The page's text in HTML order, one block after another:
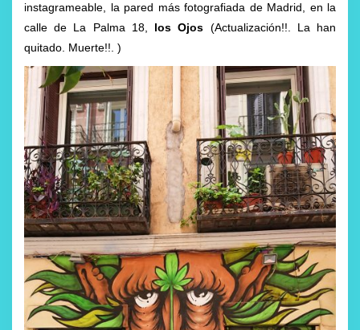
instagrameable, la pared más fotografiada de Madrid, en la
calle de La Palma 18, los Ojos (Actualización!!. La han
quitado. Muerte!!. )